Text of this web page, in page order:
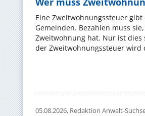
Eine Zweitwohnungssteuer
Gemeinden. Bezahlen muss
Zweitwohnung hat. Nur ist
der Zweitwohnungssteuer wird
05.08.2026, Redaktion Anwalt-